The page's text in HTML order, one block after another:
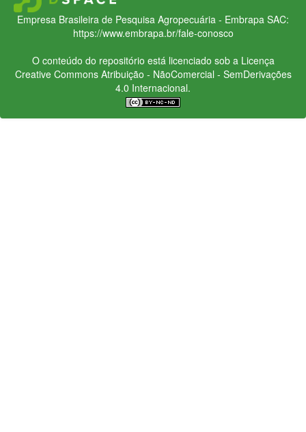
Empresa Brasileira de Pesquisa Agropecuária - Embrapa SAC:
https://www.embrapa.br/fale-conosco
O conteúdo do repositório está licenciado sob a Licença
Creative CommonsAtribuição - NãoComercial - SemDerivações
4.0 Internacional.